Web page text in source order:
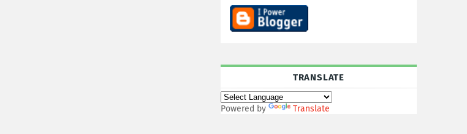
TRANSLATE
Powered by Translate